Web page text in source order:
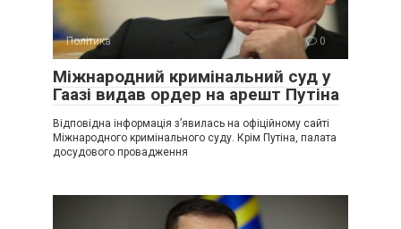
Політика 0
Міжнародний кримінальний суд у
Гаазі видав ордер на арешт Путіна
Відповідна інформація з’явилась на офіційному сайті
Міжнародного кримінального суду. Крім Путіна, палата
досудового провадження